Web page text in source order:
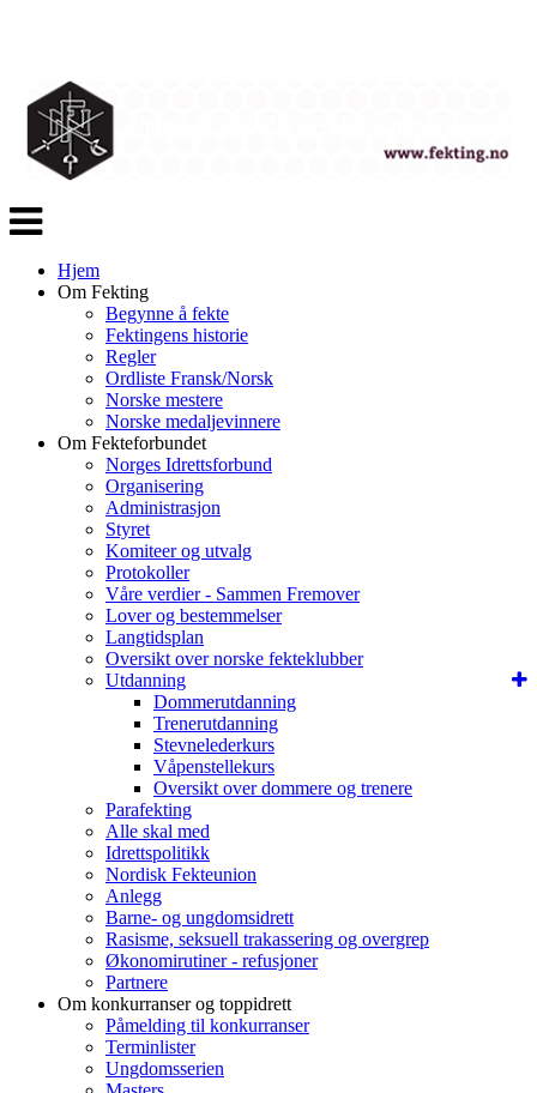
Veksle
navigasjon
Hjem
Om Fekting
Begynne å fekte
Fektingens historie
Regler
Ordliste Fransk/Norsk
Norske mestere
Norske medaljevinnere
Om Fekteforbundet
Norges Idrettsforbund
Organisering
Administrasjon
Styret
Komiteer og utvalg
Protokoller
Våre verdier - Sammen Fremover
Lover og bestemmelser
Langtidsplan
Oversikt over norske fekteklubber
Utdanning
Dommerutdanning
Trenerutdanning
Stevnelederkurs
Våpenstellekurs
Oversikt over dommere og trenere
Parafekting
Alle skal med
Idrettspolitikk
Nordisk Fekteunion
Anlegg
Barne- og ungdomsidrett
Rasisme, seksuell trakassering og overgrep
Økonomirutiner - refusjoner
Partnere
Om konkurranser og toppidrett
Påmelding til konkurranser
Terminlister
Ungdomsserien